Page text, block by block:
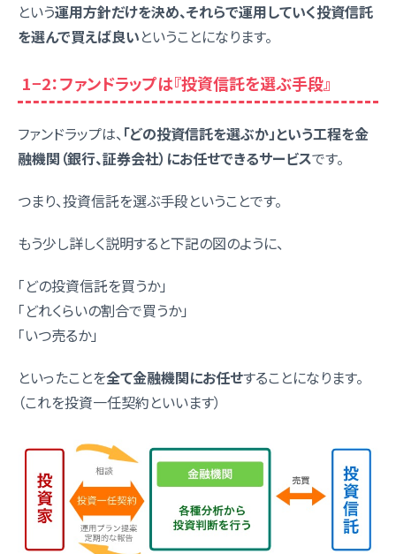
という運用方針だけを決め、それらで運用していく投資信託
を選んで買えば良いということになります。
1−2：ファンドラップは『投資信託を選ぶ手段』
ファンドラップは、 「どの投資信託を選ぶか」という工程を金
融機関（銀行、証券会社）にお任せできるサービスです。
つまり、投資信託を選ぶ手段ということです。
もう少し詳しく説明すると下記の図のように、
「どの投資信託を買うか」
「どれくらいの割合で買うか」
「いつ売るか」
といったことを全て金融機関にお任せすることになります。
（これを投資一任契約といいます）